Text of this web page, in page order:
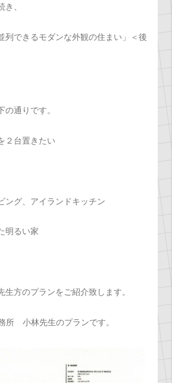
、
列できるモダンな外観の住まい」＜後
の通りです。
２台置きたい
ング、アイランドキッチン
明るい家
生方のプランをご紹介致します。
所 小林先生のプランです。